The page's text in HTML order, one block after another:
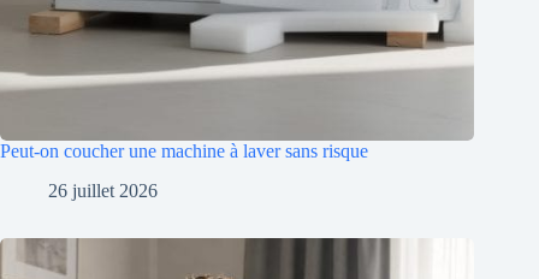
Peut-on coucher une machine à laver sans risque
26 juillet 2026